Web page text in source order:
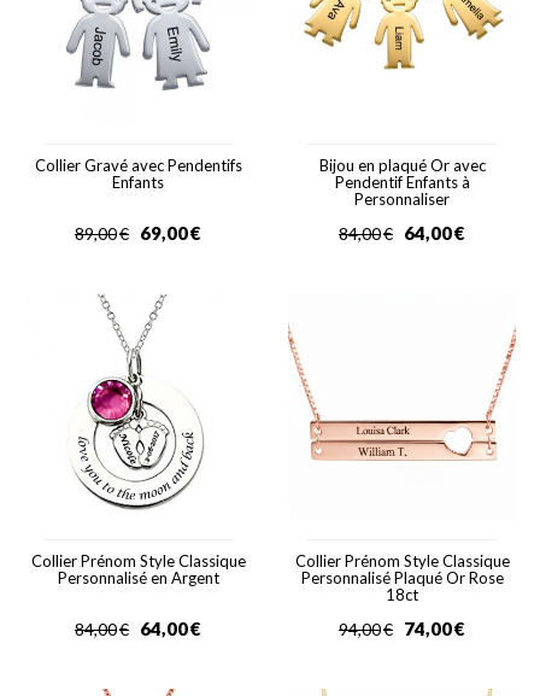
Collier Gravé avec Pendentifs
Enfants
€
89,00 €
69,00
Bijou en plaqué Or avec
Pendentif Enfants à
Personnaliser
€
84,00 €
64,00
Collier Prénom Style Classique
Personnalisé en Argent
€
84,00 €
64,00
Collier Prénom Style Classique
Personnalisé Plaqué Or Rose
18ct
€
94,00 €
74,00